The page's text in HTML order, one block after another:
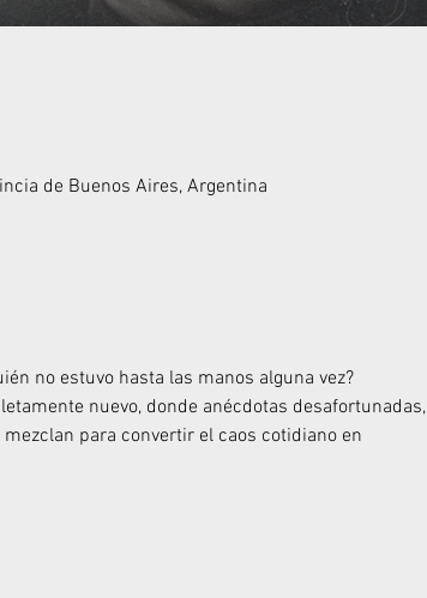
de Buenos Aires, Argentina
no estuvo hasta las manos alguna vez?
nuevo, donde anécdotas desafortunadas,
para convertir el caos cotidiano en